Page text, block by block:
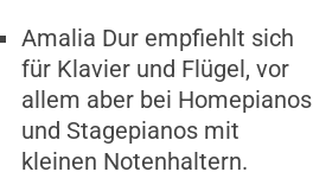
Amalia Dur empfiehlt sich
für Klavier und Flügel, vor
allem aber bei Homepianos
und Stagepianos mit
kleinen Notenhaltern.